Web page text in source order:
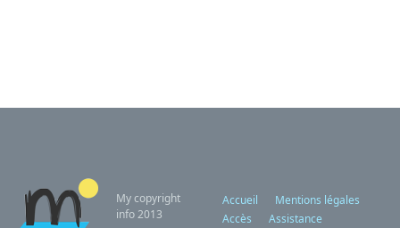
My copyright
info 2013
Accueil
Mentions légales
Accès
Assistance